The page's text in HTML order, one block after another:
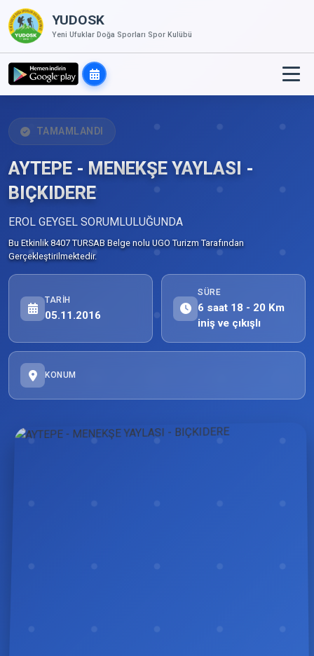
YUDOSK
Yeni Ufuklar Doğa Sporları Spor Kulübü
TAMAMLANDI
AYTEPE - MENEKŞE YAYLASI -
BIÇKIDERE
EROL GEYGEL SORUMLULUĞUNDA
Bu Etkinlik 8407 TURSAB Belge nolu UGO Turizm Tarafından
Gerçekleştirilmektedir.
TARIH
05.11.2016
SÜRE
6 saat 18 - 20 Km
iniş ve çıkışlı
KONUM